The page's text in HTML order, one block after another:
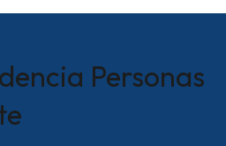
Personas